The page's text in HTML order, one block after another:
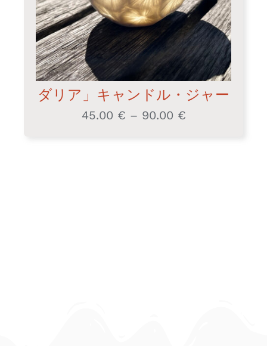
ダリア」キャンドル・ジャー
45.00 € – 90.00 €価